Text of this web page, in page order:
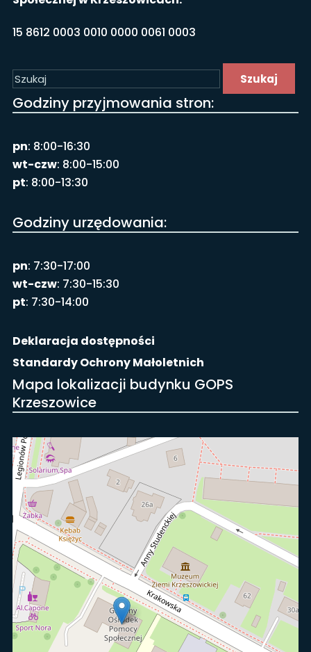
15 8612 0003 0010 0000 0061 0003
Szukaj
Godziny przyjmowania stron:
pn: 8:00-16:30
wt-czw: 8:00-15:00
pt: 8:00-13:30
Godziny urzędowania:
pn: 7:30-17:00
wt-czw: 7:30-15:30
pt: 7:30-14:00
Deklaracja dostępności
Standardy Ochrony Małoletnich
Mapa lokalizacji budynku GOPS
Krzeszowice